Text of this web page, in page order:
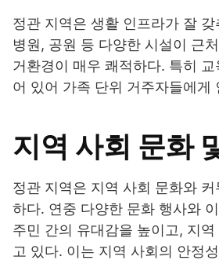
정관 지역은 생활 인프라가 잘
병원, 공원 등 다양한 시설이 근
거환경이 매우 쾌적하다. 특히
어 있어 가족 단위 거주자들에게
지역 사회 문화
정관 지역은 지역 사회 문화와
하다. 연중 다양한 문화 행사와
주민 간의 유대감을 높이고, 지
고 있다. 이는 지역 사회의 안정